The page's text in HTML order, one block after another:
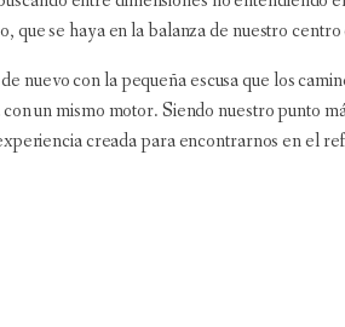
que se haya en la balanza de nuestro
con la pequeña escusa que los
un mismo motor. Siendo nuestro punto
creada para encontrarnos en el